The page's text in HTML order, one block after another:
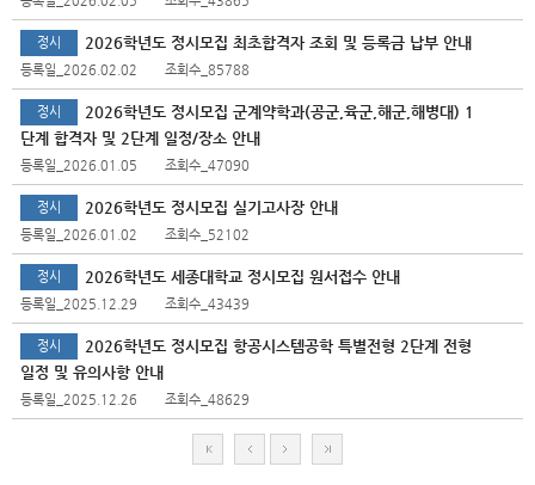
정시 2026학년도 정시모집 최초합격자 조회 및 등록금 납부 안내
등록일_2026.02.02 조회수_85788
정시
2026학년도 정시모집 군계약학과(공군,육군,해군,해병대) 1
단계 합격자 및 2단계 일정/장소 안내
등록일_2026.01.05 조회수_47090
정시 2026학년도 정시모집 실기고사장 안내
등록일_2026.01.02 조회수_52102
정시 2026학년도 세종대학교 정시모집 원서접수 안내
등록일_2025.12.29 조회수_43439
정시
2026학년도 정시모집 항공시스템공학 특별전형 2단계 전형
일정 및 유의사항 안내
등록일_2025.12.26 조회수_48629
처
이
다
마